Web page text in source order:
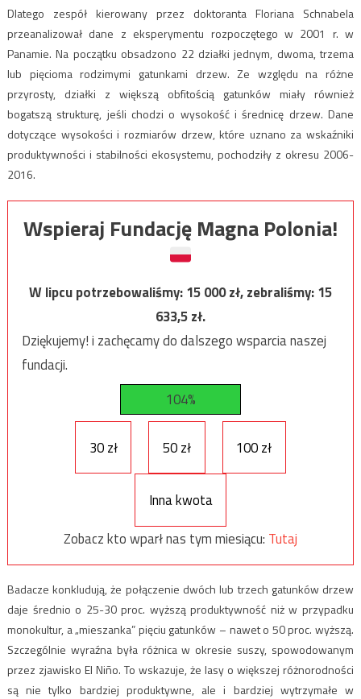
Dlatego zespół kierowany przez doktoranta Floriana Schnabela
przeanalizował dane z eksperymentu rozpoczętego w 2001 r. w
Panamie. Na początku obsadzono 22 działki jednym, dwoma, trzema
lub pięcioma rodzimymi gatunkami drzew. Ze względu na różne
przyrosty, działki z większą obfitością gatunków miały również
bogatszą strukturę, jeśli chodzi o wysokość i średnicę drzew. Dane
dotyczące wysokości i rozmiarów drzew, które uznano za wskaźniki
produktywności i stabilności ekosystemu, pochodziły z okresu 2006-
2016.
Wspieraj Fundację Magna Polonia!
W lipcu potrzebowaliśmy:15 000zł, zebraliśmy:15
633,5zł.
Dziękujemy! i zachęcamy do dalszego wsparcia naszej
fundacji.
104%
30 zł 50 zł 100 zł
Inna kwota
Zobacz kto wparł nas tym miesiącu: Tutaj
Badacze konkludują, że połączenie dwóch lub trzech gatunków drzew
daje średnio o 25-30 proc. wyższą produktywność niż w przypadku
monokultur, a „mieszanka” pięciu gatunków – nawet o 50 proc. wyższą.
Szczególnie wyraźna była różnica w okresie suszy, spowodowanym
przez zjawisko El Niño. To wskazuje, że lasy o większej różnorodności
są nie tylko bardziej produktywne, ale i bardziej wytrzymałe w